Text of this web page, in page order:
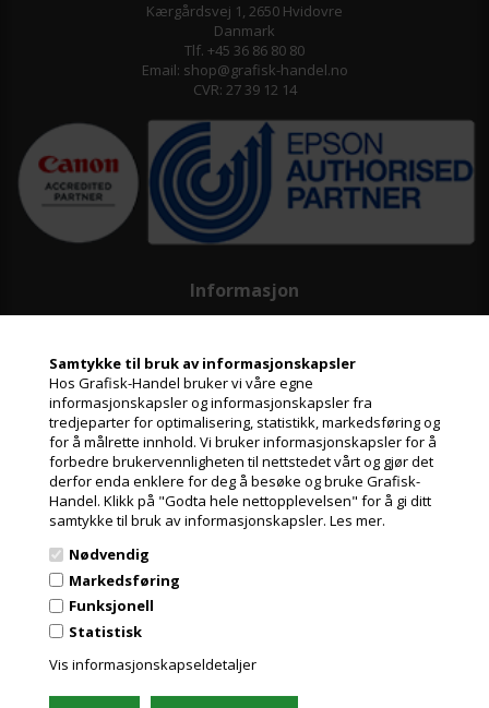
Samtykke til bruk av informasjonskapsler
Hos Grafisk-Handel bruker vi våre egne
informasjonskapsler og informasjonskapsler fra
tredjeparter for optimalisering, statistikk, markedsføring og
for å målrette innhold. Vi bruker informasjonskapsler for å
forbedre brukervennligheten til nettstedet vårt og gjør det
derfor enda enklere for deg å besøke og bruke Grafisk-
Handel. Klikk på "Godta hele nettopplevelsen" for å gi ditt
samtykke til bruk av informasjonskapsler. Les mer.
Nødvendig
Markedsføring
Funksjonell
Statistisk
Vis informasjonskapseldetaljer
Kærgårdsvej 1, 2650 Hvidovre
Danmark
Tlf. +45 36 86 80 80
Email: shop@grafisk-handel.no
CVR: 27 39 12 14
Informasjon
Toll- og avgiftsregler
Leasing
Papirformater og ICC profiler
GDPR
Nyheder fra Grafisk-Handel
Miljøbidrag
Om os